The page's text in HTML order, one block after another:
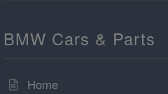
BMW Cars & Parts
Home